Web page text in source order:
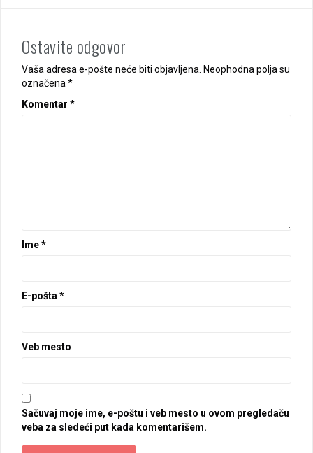
Ostavite odgovor
Vaša adresa e-pošte neće biti objavljena. Neophodna polja su
označena *
Komentar *
Ime*
E-pošta *
Veb mesto
Sačuvaj moje ime, e-poštu i veb mesto u ovom pregledaču
veba za sledeći put kada komentarišem.